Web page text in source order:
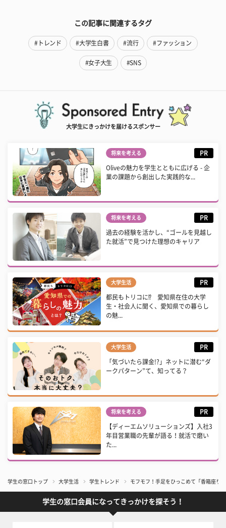
この記事に関連するタグ
#トレンド #大学生白書 #流行 #ファッション
#女子大生 #SNS
大学生にきっかけを届けるスポンサー
将来を考える PR
Oliveの魅力を学生とともに広げる - 企
業の課題から創出した実践的な...
将来を考える PR
過去の経験を活かし、“ゴールを見越し
た就活”で見つけた理想のキャリア
大学生活 PR
都民もトリコに⁉ 愛知県在住の大学
生・社会人に聞く、愛知県での暮らし
の魅...
大学生活 PR
「気づいたら課金!?」ネットに潜む“ダ
ークパターン”て、知ってる？
将来を考える PR
【ディーエムソリューションズ】入社3
年目営業職の先輩が語る！就活で磨い
た...
学生の窓口トップ 大学生活 学生トレンド モフモフ！手足をひっこめて「香箱座り
学生の窓口会員になってきっかけを探そう！